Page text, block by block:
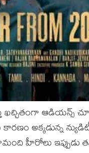
ఖచ్చితంగా ఆడియన్స్
అక్కడున్న
హీరోలు